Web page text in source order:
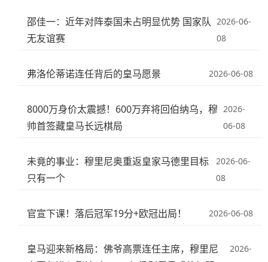
邵佳一：近年对阵泰国未占明显优势 国家队
无友谊赛
2026-06-
08
弗洛伦蒂诺连任背后的皇马愿景 2026-06-08
8000万身价太震撼！600万弃将回伯纳乌，穆
帅首签藏皇马长远棋局
2026-
06-08
未竟的事业：穆里尼奥重返皇家马德里目标
只有一个
2026-06-
08
官宣下课！落后冠军19分+欧冠出局！ 2026-06-08
皇马迎来新格局：佛爷高票连任主席，穆里尼
2026-